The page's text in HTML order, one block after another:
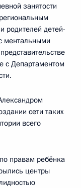
занятости
родителей детей-
ментальными
с Департаментом
сети таких
всего
правам ребёнка
центры